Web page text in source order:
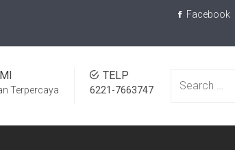
Facebook
Search
TELP
6221-7663747
Terpercaya